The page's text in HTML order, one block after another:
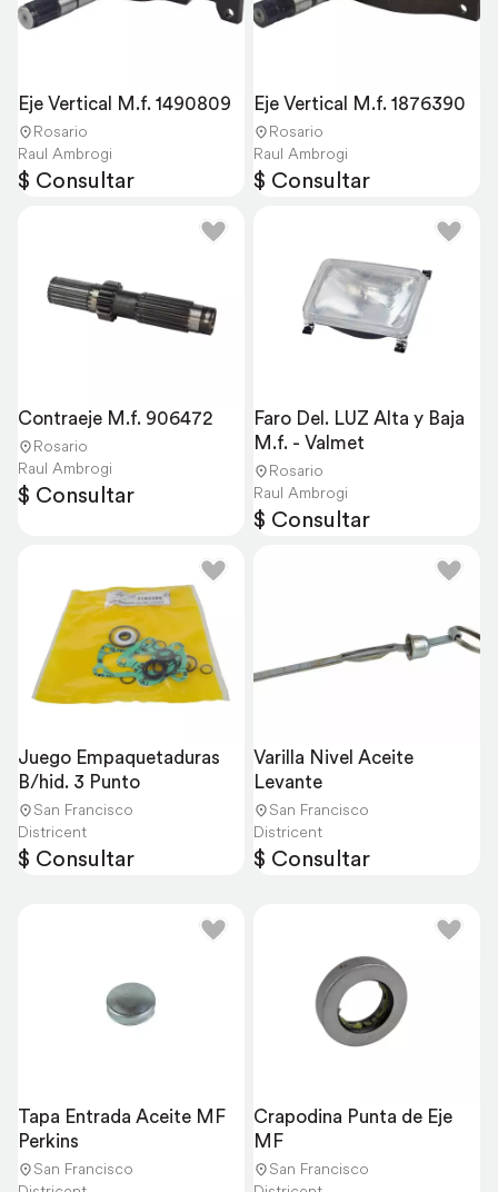
Eje Vertical M.f. 1490809
Rosario
Raul Ambrogi
$ Consultar
Eje Vertical M.f. 1876390
Rosario
Raul Ambrogi
$ Consultar
Contraeje M.f. 906472
Rosario
Raul Ambrogi
$ Consultar
Faro Del. LUZ Alta y Baja
M.f. - Valmet
Rosario
Raul Ambrogi
$ Consultar
Juego Empaquetaduras
B/hid. 3 Punto
San Francisco
Districent
$ Consultar
Varilla Nivel Aceite
Levante
San Francisco
Districent
$ Consultar
Tapa Entrada Aceite MF
Perkins
San Francisco
Crapodina Punta de Eje
MF
San Francisco